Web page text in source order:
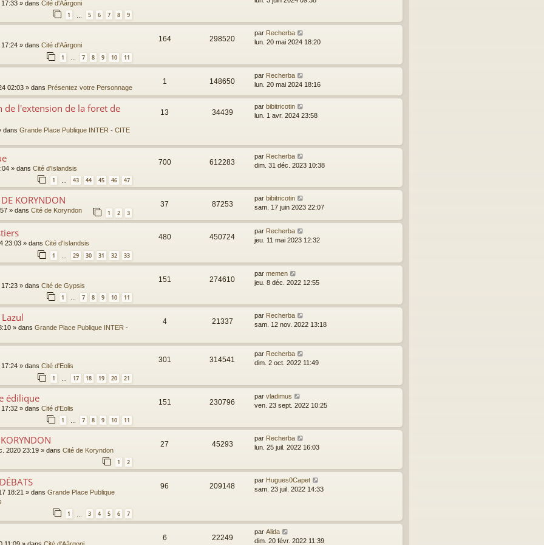
17:33 » dans Cité d'Aârgoni
1 … 5 6 7 8 9
17:24 » dans Cité d'Aârgoni
1 7 8 9 10 11
164 298520
par Recherba
lun. 20 mai 2024 18:20
02:03 » dans Présentez votre Personnage
1 148650
par Recherba
lun. 20 mai 2024 18:16
de l'extension de la foret de
dans Grande Place Publique INTER - CITE
13 34439
par bibitricotin
lun. 1 avr. 2024 23:58
» dans Cité d'Islandsis
1 … 43 44 45 46 47
700 612283
par Recherba
dim. 31 déc. 2023 10:38
KORYNDON
» dans Cité de Koryndon 1 2 3
37 87253
par bibitricotin
sam. 17 juin 2023 22:07
23:03 » dans Cité d'Islandsis
1 29 30 31 32 33
480 450724
par Recherba
jeu. 11 mai 2023 12:32
17:23 » dans Cité de Gypsis
1 … 7 8 9 10 11
151 274610
par memen
jeu. 8 déc. 2022 12:55
» dans Grande Place Publique INTER -
4 21337
par Recherba
sam. 12 nov. 2022 13:18
17:24 » dans Cité d'Eolis
1 17 18 19 20 21
301 314541
par Recherba
dim. 2 oct. 2022 11:49
édilique
17:32 » dans Cité d'Eolis
1 … 7 8 9 10 11
151 230796
par vladimus
ven. 23 sept. 2022 10:25
2020 23:19 » dans Cité de Koryndon
1 2
27 45293
par Recherba
lun. 25 juil. 2022 16:03
18:21 » dans Grande Place Publique
1 3 4 5 6 7
96 209148
par Hugues0Capet
sam. 23 juil. 2022 14:33
6 22249
par Alida
dim. 20 févr. 2022 11:39